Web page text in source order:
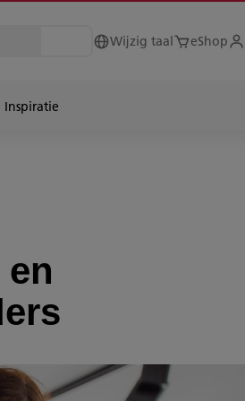
Wijzig taal eShop
Inspiratie